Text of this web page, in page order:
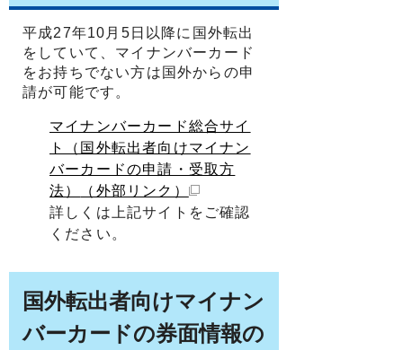
平成27年10月5日以降に国外転出
をしていて、マイナンバーカード
をお持ちでない方は国外からの申
請が可能です。
マイナンバーカード総合サイ
ト（国外転出者向けマイナン
バーカードの申請・受取方
法）
（外部リンク）
詳しくは上記サイトをご確認
ください。
国外転出者向けマイナン
バーカードの券面情報の